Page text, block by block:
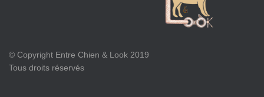
© Copyright Entre Chien & Look 2019
Tous droits réservés